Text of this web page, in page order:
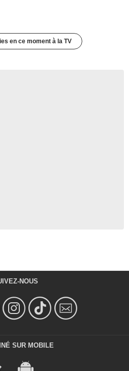
en ce moment à la TV
NOUS
SUR MOBILE